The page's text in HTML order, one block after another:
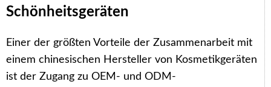
Schönheitsgeräten
Einer der größten Vorteile der Zusammenarbeit mit
einem chinesischen Hersteller von Kosmetikgeräten
ist der Zugang zu OEM- und ODM-